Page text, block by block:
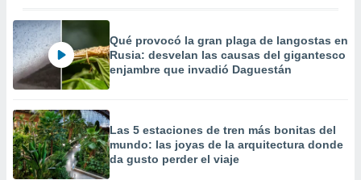
de
uso de
con el
e
mediante
Qué provocó la gran plaga de langostas en
Rusia: desvelan las causas del gigantesco
enjambre que invadió Daguestán
Las 5 estaciones de tren más bonitas del
mundo: las joyas de la arquitectura donde
da gusto perder el viaje